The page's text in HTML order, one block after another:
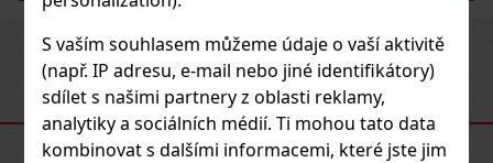
S vaším souhlasem můžeme údaje o vaší aktivitě
(např. IP adresu, e-mail nebo jiné identifikátory)
sdílet s našimi partnery z oblasti reklamy,
analytiky a sociálních médií. Ti mohou tato data
kombinovat s dalšími informacemi, které jste jim
PreviousNext
DOPORUČENÉ PRODUKTY